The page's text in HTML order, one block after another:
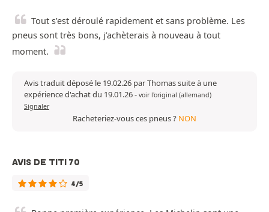
Tout s’est déroulé rapidement et sans problème. Les
pneus sont très bons, j’achèterais à nouveau à tout
moment.
Avis traduit déposé le 19.02.26 par Thomas suite à une
expérience d'achat du 19.01.26- voir l'original (allemand)
Signaler
Racheteriez-vous ces pneus ? NON
AVIS DE TITI 70
4/5